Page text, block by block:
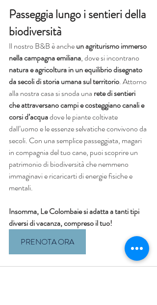
Passeggia lungo i sentieri della
biodiversità
Il nostro B&B è anche un agriturismo immerso
nella campagna emiliana, dove si incontrano
natura e agricoltura in un equilibrio disegnato
da secoli di storia umana sul territorio. Attorno
alla nostra casa si snoda una rete di sentieri
che attraversano campi e costeggiano canali e
corsi d’acqua dove le piante coltivate
dall’uomo e le essenze selvatiche convivono da
secoli. Con una semplice passeggiata, magari
in compagnia del tuo cane, puoi scoprire un
patrimonio di biodiversità che nemmeno
immaginavi e ricaricarti di energie fisiche e
mentali.
Insomma, Le Colombaie si adatta a tanti tipi
diversi di vacanza, compreso il tuo!
PRENOTA ORA